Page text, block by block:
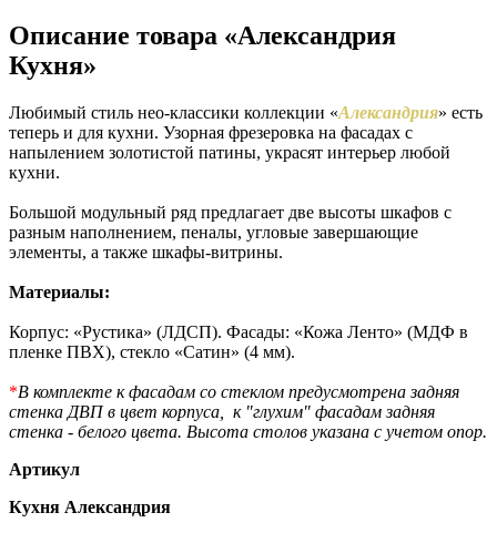
Описание товара «Александрия
Кухня»
Любимый стиль нео-классики коллекции «Александрия» есть
теперь и для кухни. Узорная фрезеровка на фасадах с
напылением золотистой патины, украсят интерьер любой
кухни.
Большой модульный ряд предлагает две высоты шкафов с
разным наполнением, пеналы, угловые завершающие
элементы, а также шкафы-витрины.
Материалы:
Корпус: «Рустика» (ЛДСП). Фасады: «Кожа Ленто» (МДФ в
пленке ПВХ), стекло «Сатин» (4 мм).
*В комплекте к фасадам со стеклом предусмотрена задняя
стенка ДВП в цвет корпуса, к "глухим" фасадам задняя
стенка - белого цвета. Высота столов указана с учетом опор.
Артикул
Кухня Александрия